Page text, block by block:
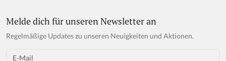
Melde dich für unseren Newsletter an
Regelmäßige Updates zu unseren Neuigkeiten und Aktionen.
Email